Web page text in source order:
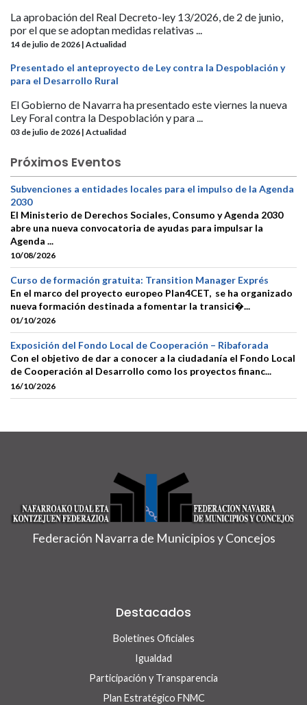
La aprobación del Real Decreto-ley 13/2026, de 2 de junio,
por el que se adoptan medidas relativas ...
14 de julio de 2026 | Actualidad
Presentado el anteproyecto de Ley contra la Despoblación y
para el Desarrollo Rural
El Gobierno de Navarra ha presentado este viernes la nueva
Ley Foral contra la Despoblación y para ...
03 de julio de 2026 | Actualidad
Próximos Eventos
Subvenciones a entidades locales para el impulso de la Agenda
2030
El Ministerio de Derechos Sociales, Consumo y Agenda 2030
abre una nueva convocatoria de ayudas para impulsar la
Agenda ...
10/08/2026
Curso de formación gratuita: Transition Manager Exprés
En el marco del proyecto europeo Plan4CET, se ha organizado
nueva formación destinada a fomentar la transici�...
01/10/2026
Exposición del Fondo Local de Cooperación – Ribaforada
Con el objetivo de dar a conocer a la ciudadanía el Fondo Local
de Cooperación al Desarrollo como los proyectos financ...
16/10/2026
Federación Navarra de Municipios y Concejos
Destacados
Boletines Oficiales
Igualdad
Participación y Transparencia
Plan Estratégico FNMC